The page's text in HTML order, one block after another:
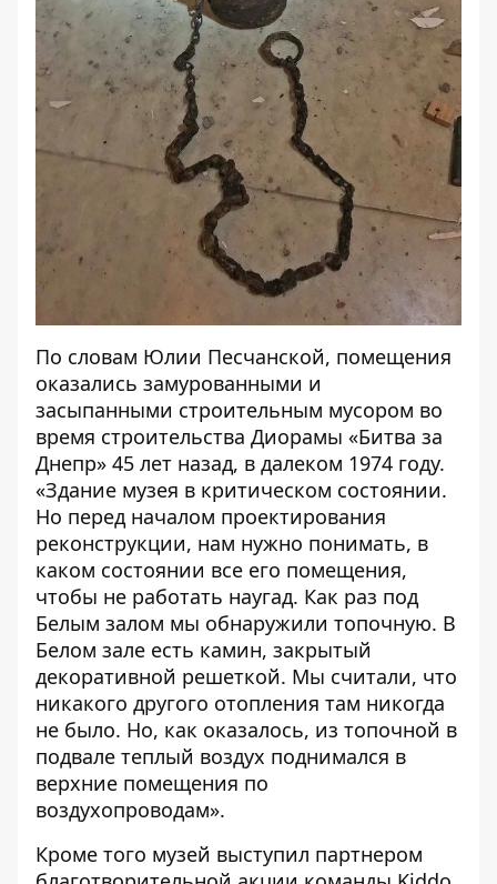
По словам Юлии Песчанской, помещения
оказались замурованными и
засыпанными строительным мусором во
время строительства Диорамы «Битва за
Днепр» 45 лет назад, в далеком 1974 году.
«Здание музея в критическом состоянии.
Но перед началом проектирования
реконструкции, нам нужно понимать, в
каком состоянии все его помещения,
чтобы не работать наугад. Как раз под
Белым залом мы обнаружили топочную. В
Белом зале есть камин, закрытый
декоративной решеткой. Мы считали, что
никакого другого отопления там никогда
не было. Но, как оказалось, из топочной в
подвале теплый воздух поднимался в
верхние помещения по
воздухопроводам».
Кроме того музей выступил партнером